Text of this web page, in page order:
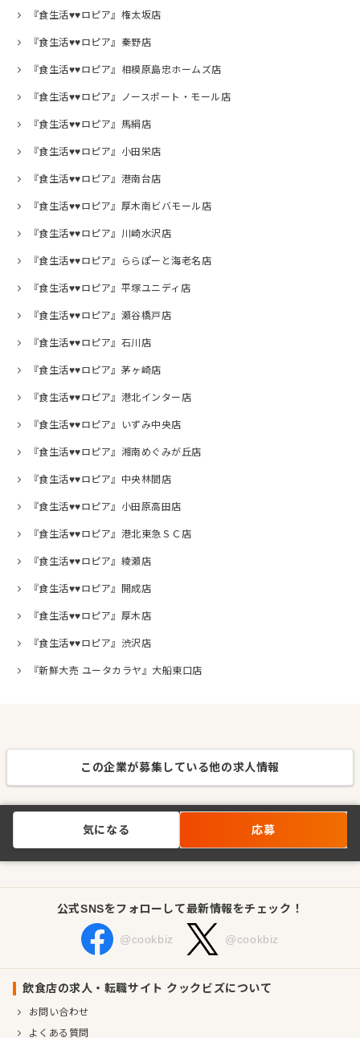
『食生活♥♥ロピア』権太坂店
『食生活♥♥ロピア』秦野店
『食生活♥♥ロピア』相模原島忠ホームズ店
『食生活♥♥ロピア』ノースポート・モール店
『食生活♥♥ロピア』馬絹店
『食生活♥♥ロピア』小田栄店
『食生活♥♥ロピア』港南台店
『食生活♥♥ロピア』厚木南ビバモール店
『食生活♥♥ロピア』川崎水沢店
『食生活♥♥ロピア』ららぽーと海老名店
『食生活♥♥ロピア』平塚ユニディ店
『食生活♥♥ロピア』瀬谷橋戸店
『食生活♥♥ロピア』石川店
『食生活♥♥ロピア』茅ヶ崎店
『食生活♥♥ロピア』港北インター店
『食生活♥♥ロピア』いずみ中央店
『食生活♥♥ロピア』湘南めぐみが丘店
『食生活♥♥ロピア』中央林間店
『食生活♥♥ロピア』小田原高田店
『食生活♥♥ロピア』港北東急ＳＣ店
『食生活♥♥ロピア』綾瀬店
『食生活♥♥ロピア』開成店
『食生活♥♥ロピア』厚木店
『食生活♥♥ロピア』渋沢店
『新鮮大売 ユータカラヤ』大船東口店
この企業が募集している他の求人情報
気になる 応募
公式SNSをフォローして最新情報をチェック！
@cookbiz @cookbiz
飲食店の求人・転職サイト クックビズについて
お問い合わせ
よくある質問